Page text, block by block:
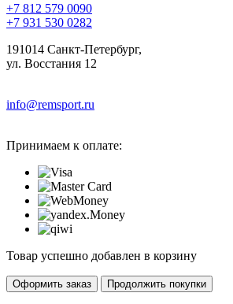
+7 812 579 0090
+7 931 530 0282
191014 Санкт-Петербург,
ул. Восстания 12
info@remsport.ru
Принимаем к оплате:
Товар успешно добавлен в корзину
Оформить заказ Продолжить покупки